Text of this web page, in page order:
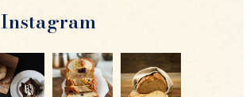
Instagram